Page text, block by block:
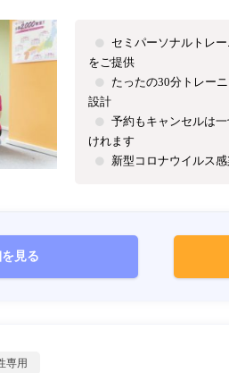
セミパーソナルトレ
をご提供
たったの30分トレー
設計
予約もキャンセルは
けれます
新型コロナウイルス
見る
専用